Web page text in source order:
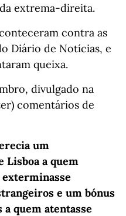
extrema-direita.
contra as
Diário de Notícias, e
queixa.
divulgado na
comentários de
um
Lisboa a quem
e um bónus
quem atentasse